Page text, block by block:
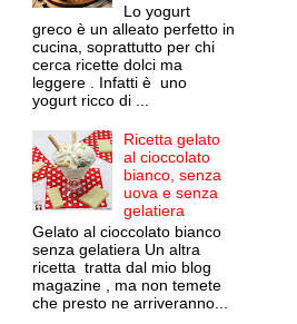
Lo yogurt
greco è un alleato perfetto in
cucina, soprattutto per chi
cerca ricette dolci ma
leggere . Infatti è uno
yogurt ricco di ...
Ricetta gelato
al cioccolato
bianco, senza
uova e senza
gelatiera
Gelato al cioccolato bianco
senza gelatiera Un altra
ricetta tratta dal mio blog
magazine , ma non temete
che presto ne arriveranno...